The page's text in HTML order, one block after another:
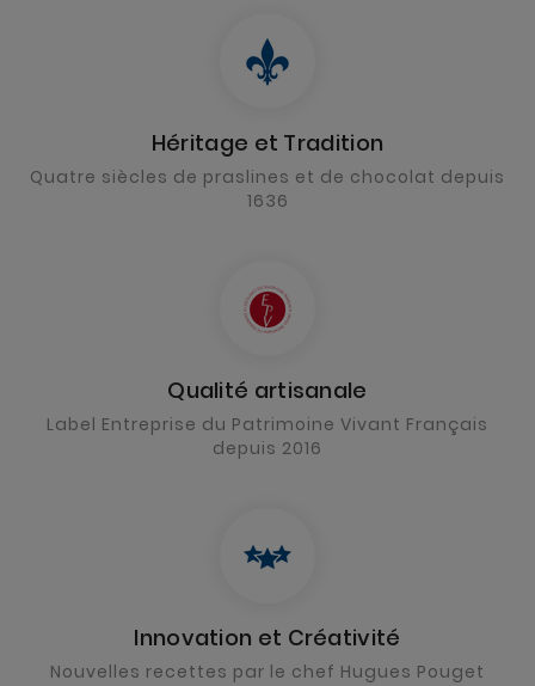
Héritage et Tradition
Quatre siècles de praslines et de chocolat depuis
1636
Qualité artisanale
Label Entreprise du Patrimoine Vivant Français
depuis 2016
Innovation et Créativité
Nouvelles recettes par le chef Hugues Pouget